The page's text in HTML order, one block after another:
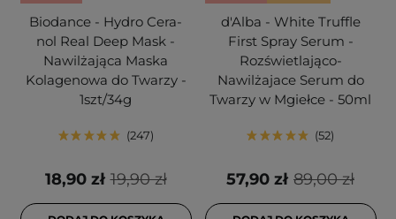
Biodance - Hydro Cera-
nol Real Deep Mask -
Nawilżająca Maska
Kolagenowa do Twarzy -
1szt/34g
247
19,90 zł
18,90 zł
d'Alba - White Truffle
First Spray Serum -
Rozświetlająco-
Nawilżajace Serum do
Twarzy w Mgiełce - 50ml
52
89,00 zł
57,90 zł